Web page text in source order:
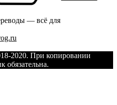
— всё для
2020. При копировании
обязательна.